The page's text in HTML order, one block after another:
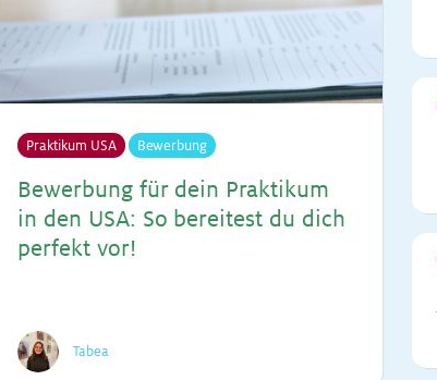
Praktikum USA Bewerbung
Be­wer­bung für dein Prak­ti­kum
in den USA: So be­rei­test du dich
per­fekt vor!
Tabea